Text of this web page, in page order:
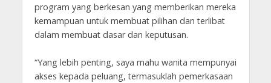
program yang berkesan yang memberikan mereka
kemampuan untuk membuat pilihan dan terlibat
dalam membuat dasar dan keputusan.
“Yang lebih penting, saya mahu wanita mempunyai
akses kepada peluang, termasuklah pemerkasaan